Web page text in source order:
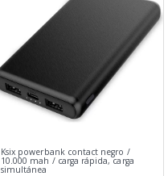
Ksix powerbank contact negro /
10.000 mah / carga rápida, carga
simultánea